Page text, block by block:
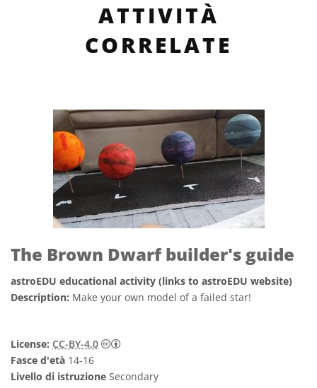
ATTIVITÀ
CORRELATE
The Brown Dwarf builder's guide
astroEDU educational activity (links to astroEDU website)
Description: Make your own model of a failed star!
License: CC-BY-4.0
Creative Commons Attribuzione 4.0
Fasce d'età 14-16
Livello di istruzione Secondary